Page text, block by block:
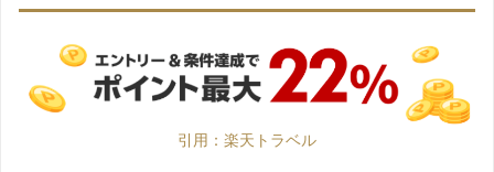
引用：楽天トラベル